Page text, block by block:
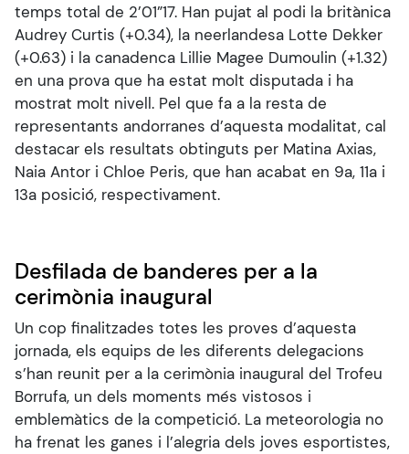
temps total de 2’01”17. Han pujat al podi la britànica
Audrey Curtis (+0.34), la neerlandesa Lotte Dekker
(+0.63) i la canadenca Lillie Magee Dumoulin (+1.32)
en una prova que ha estat molt disputada i ha
mostrat molt nivell. Pel que fa a la resta de
representants andorranes d’aquesta modalitat, cal
destacar els resultats obtinguts per Matina Axias,
Naia Antor i Chloe Peris, que han acabat en 9a, 11a i
13a posició, respectivament.
Desfilada de banderes per a la
cerimònia inaugural
Un cop finalitzades totes les proves d’aquesta
jornada, els equips de les diferents delegacions
s’han reunit per a la cerimònia inaugural del Trofeu
Borrufa, un dels moments més vistosos i
emblemàtics de la competició. La meteorologia no
ha frenat les ganes i l’alegria dels joves esportistes,